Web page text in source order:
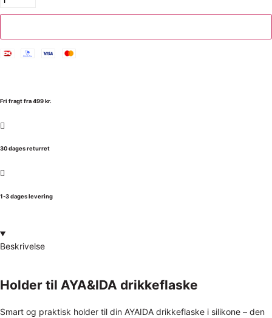
Fri fragt fra 499 kr.
30 dages returret
1-3 dages levering
Beskrivelse
Holder til AYA&IDA drikkeflaske
Smart og praktisk holder til din AYAIDA drikkeflaske i silikone – den